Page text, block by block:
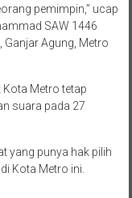
pemimpin,” ucap
SAW 1446
Ganjar Agung, Metro
Metro tetap
suara pada 27
yang punya hak pilih
Kota Metro ini.